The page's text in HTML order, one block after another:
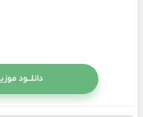
دانلــود